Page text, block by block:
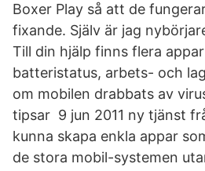
Boxer Play så att de
fixande. Själv är jag
Till din hjälp finns flera
batteristatus, arbets- och
om mobilen drabbats av
tipsar 9 jun 2011 ny tjänst
kunna skapa enkla appar
de stora mobil-systemen